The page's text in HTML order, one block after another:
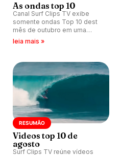
As ondas top 10
Canal Surf Clips TV exibe
somente ondas Top 10 dest
mês de outubro em uma
edição divertida e criativa.
leia mais »
RESUMÃO
Videos top 10 de
agosto
Surf Clips TV reúne vídeos